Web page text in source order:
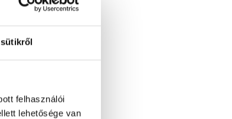
felhasználói
lehetősége van